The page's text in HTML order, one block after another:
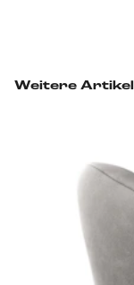
Weitere